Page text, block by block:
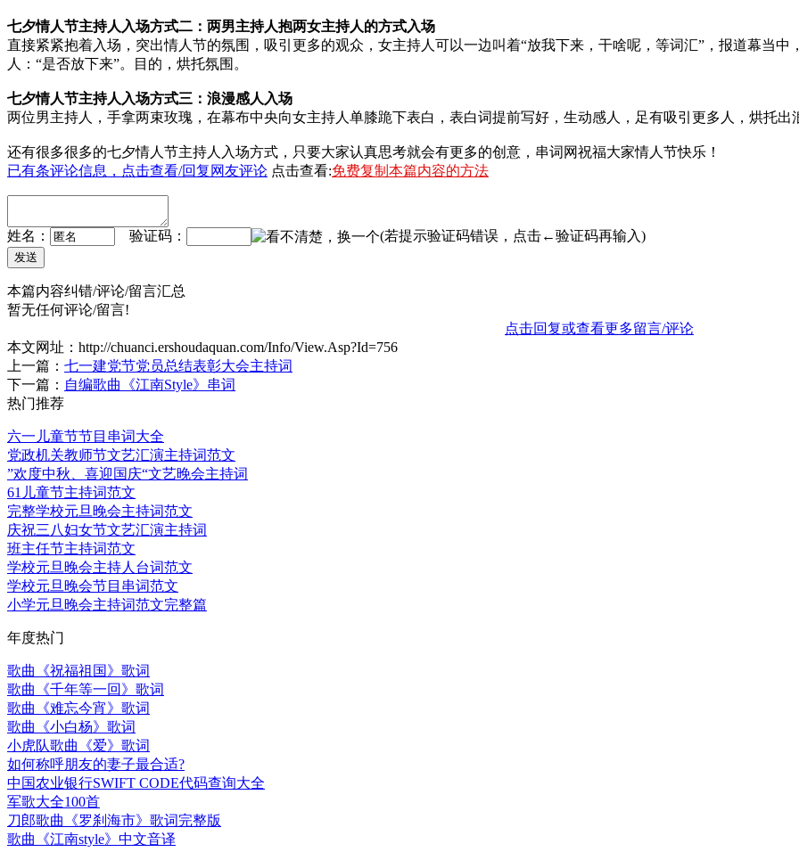
七夕情人节主持人入场方式二：两男主持人抱两女主持人的方式入场
直接紧紧抱着入场，突出情人节的氛围，吸引更多的观众，女主持人可以一边叫着“放我下来，干啥呢，等词汇”，报道幕当
人：“是否放下来”。目的，烘托氛围。
七夕情人节主持人入场方式三：浪漫感人入场
两位男主持人，手拿两束玫瑰，在幕布中央向女主持人单膝跪下表白，表白词提前写好，生动感人，足有吸引更多人，烘托出
还有很多很多的七夕情人节主持人入场方式，只要大家认真思考就会有更多的创意，串词网祝福大家情人节快乐！
已有条评论信息，点击查看/回复网友评论 点击查看:免费复制本篇内容的方法
姓名： 验证码： (若提示验证码错误，点击←验证码再输入)
本篇内容纠错/评论/留言汇总
暂无任何评论/留言!
点击回复或查看更多留言/评论
本文网址： http://chuanci.ershoudaquan.com/Info/View.Asp?Id=756
上一篇： 七一建党节党员总结表彰大会主持词
下一篇： 自编歌曲《江南Style》串词
热门推荐
六一儿童节节目串词大全
党政机关教师节文艺汇演主持词范文
”欢度中秋、喜迎国庆“文艺晚会主持词
61儿童节主持词范文
完整学校元旦晚会主持词范文
庆祝三八妇女节文艺汇演主持词
班主任节主持词范文
学校元旦晚会主持人台词范文
学校元旦晚会节目串词范文
小学元旦晚会主持词范文完整篇
年度热门
歌曲《祝福祖国》歌词
歌曲《千年等一回》歌词
歌曲《难忘今宵》歌词
歌曲《小白杨》歌词
小虎队歌曲《爱》歌词
如何称呼朋友的妻子最合适?
中国农业银行SWIFT CODE代码查询大全
军歌大全100首
刀郎歌曲《罗刹海市》歌词完整版
歌曲《江南style》中文音译